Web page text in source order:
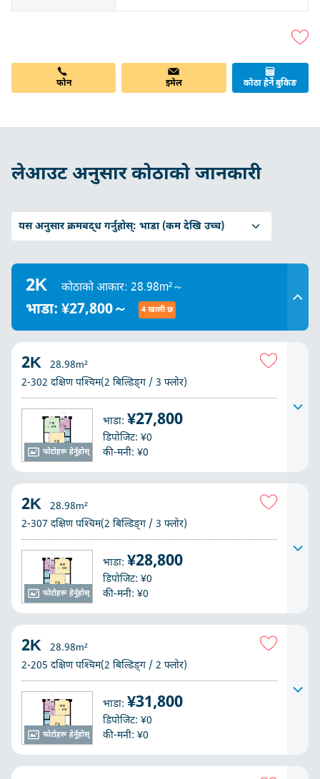
फोन इमेल कोठा हेर्ने बुकिङ
लेआउट अनुसार कोठाको जानकारी
यस अनुसार क्रमबद्ध गर्नुहोस्: भाडा (कम देखि उच्च)
2K कोठाको आकार: 28.98m²～
भाडा: ¥27,800～ 4 खाली छ
फोटोहरू हेर्नुहोस्
2K
28.98m²
2-302 दक्षिण पश्चिम(2 बिल्डिङ्ग / 3 फ्लोर)
भाडा: ¥27,800
डिपोजिट: ¥0
की-मनी: ¥0
फोटोहरू हेर्नुहोस्
2K
28.98m²
2-307 दक्षिण पश्चिम(2 बिल्डिङ्ग / 3 फ्लोर)
भाडा: ¥28,800
डिपोजिट: ¥0
की-मनी: ¥0
फोटोहरू हेर्नुहोस्
2K
28.98m²
2-205 दक्षिण पश्चिम(2 बिल्डिङ्ग / 2 फ्लोर)
भाडा: ¥31,800
डिपोजिट: ¥0
की-मनी: ¥0